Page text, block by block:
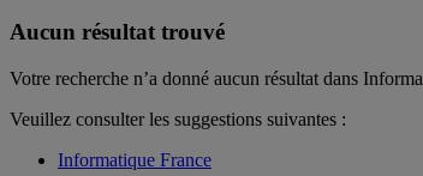
Aucun résultat trouvé
Votre recherche n’a donné aucun résultat dans
Veuillez consulter les suggestions suivantes :
Informatique France